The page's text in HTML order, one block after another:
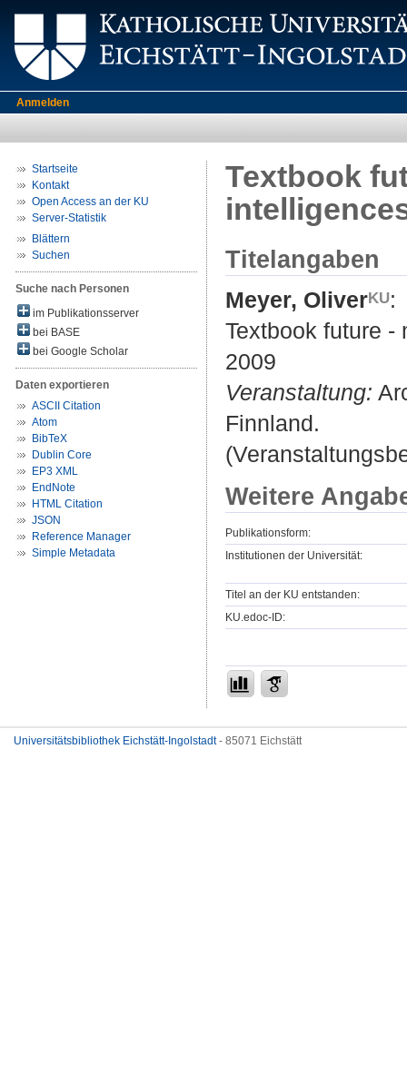
Anmelden
Startseite
Kontakt
Open Access an der KU
Server-Statistik
Blättern
Suchen
Suche nach Personen
im Publikationsserver
bei BASE
bei Google Scholar
Daten exportieren
ASCII Citation
Atom
BibTeX
Dublin Core
EP3 XML
EndNote
HTML Citation
JSON
Reference Manager
Simple Metadata
Textbook
Titelangaben
Meyer, Oliver
:
Textbook future
2009
Veranstaltung:
Finnland.
Weitere
Publikationsform:
Institutionen der Universität:
Titel an der KU entstanden:
KU.edoc-ID:
Universitätsbibliothek Eichstätt-Ingolstadt- 85071 Eichstätt